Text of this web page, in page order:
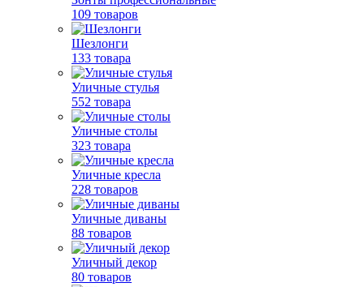
109 товаров
Шезлонги
133 товара
Уличные стулья
552 товара
Уличные столы
323 товара
Уличные кресла
228 товаров
Уличные диваны
88 товаров
Уличный декор
80 товаров